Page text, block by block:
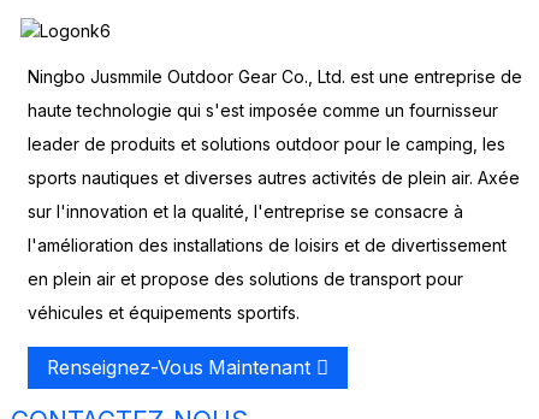
Ningbo Jusmmile Outdoor Gear Co., Ltd. est une entreprise de
haute technologie qui s'est imposée comme un fournisseur
leader de produits et solutions outdoor pour le camping, les
sports nautiques et diverses autres activités de plein air. Axée
sur l'innovation et la qualité, l'entreprise se consacre à
l'amélioration des installations de loisirs et de divertissement
en plein air et propose des solutions de transport pour
véhicules et équipements sportifs.
Renseignez-Vous Maintenant